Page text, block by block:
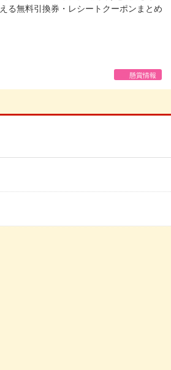
える無料引換券・レシートクーポンまとめ
懸賞情報